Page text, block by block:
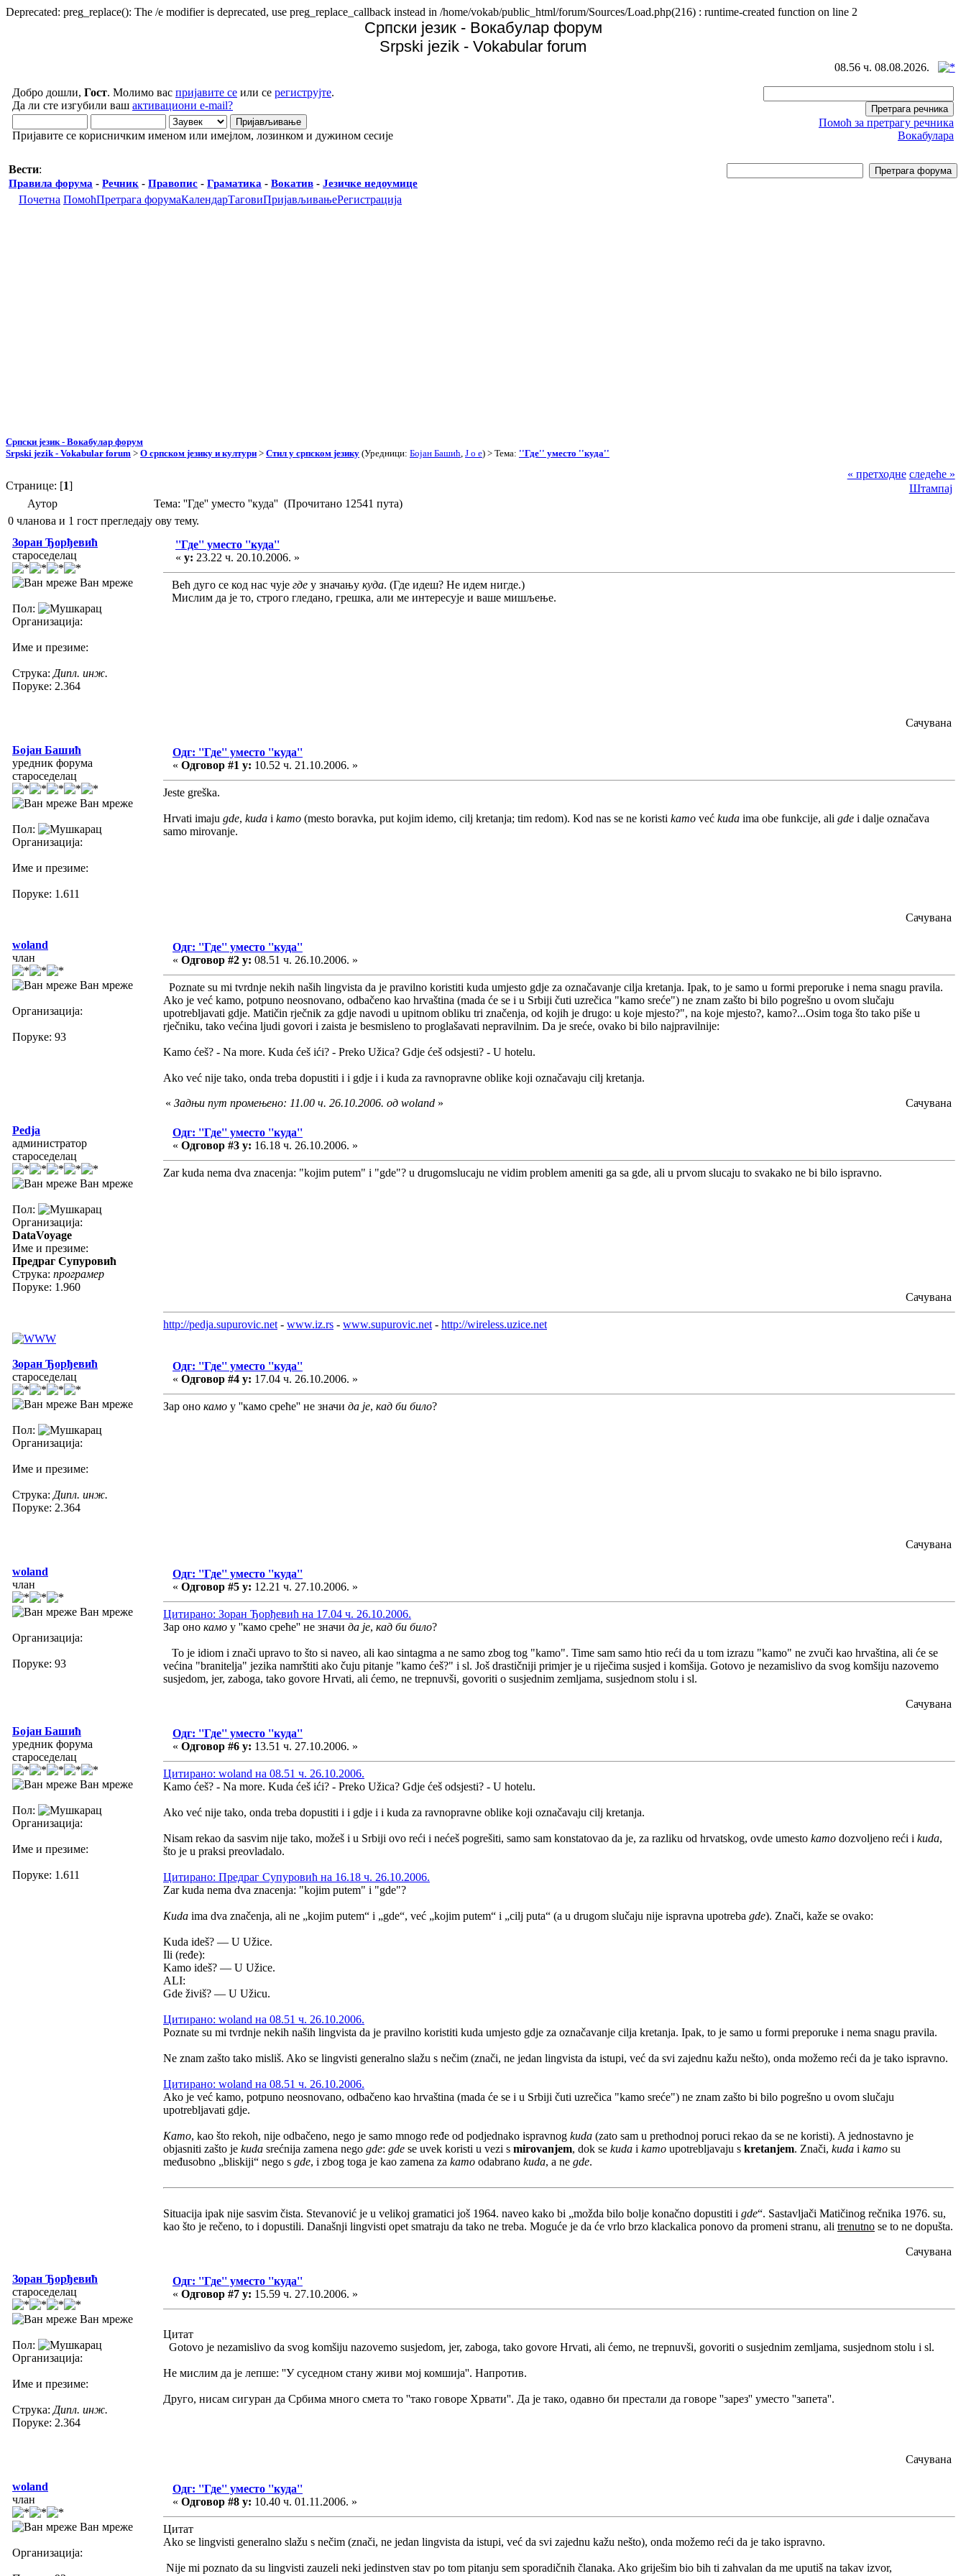
Deprecated: preg_replace(): The /e modifier is deprecated, use preg_replace_callback instead in /home/vokab/public_html/forum/Sources/Load.php(216) : runtime-created function on line 2
Српски језик - Вокабулар форум
Srpski jezik - Vokabular forum
08.56 ч. 08.08.2026.
Добро дошли, Гост. Молимо вас пријавите се или се региструјте.
Да ли сте изгубили ваш активациони e-mail?
Пријавите се корисничким именом или имејлом, лозинком и дужином сесије
Помоћ за претрагу речника
Вокабулара
Вести:
Правила форума - Речник - Правопис - Граматика - Вокатив - Језичке недоумице
Почетна ПомоћПретрага форумаКалендарТаговиПријављивањеРегистрација
Српски језик - Вокабулар форум
Srpski jezik - Vokabular forum > О српском језику и култури > Стил у српском језику (Уредници: Бојан Башић J o e) > Тема: ''Где'' уместо ''куда''
Странице: [1]
« претходне следеће »
Штампај
Аутор
Тема: ''Где'' уместо ''куда'' (Прочитано 12541 пута)
0 чланова и 1 гост прегледају ову тему.
Зоран Ђорђевић
староседелац
Ван мреже
Пол:
Организација:
Име и презиме:
Струка: Дипл. инж.
Поруке: 2.364
''Где'' уместо ''куда''
« у: 23.22 ч. 20.10.2006. »
Већ дуго се код нас чује где у значању куда. (Где идеш? Не идем нигде.)
Мислим да је то, строго гледано, грешка, али ме интересује и ваше мишљење.
Сачувана
Бојан Башић
уредник форума
староседелац
Ван мреже
Пол:
Организација:
Име и презиме:
Поруке: 1.611
Одг: ''Где'' уместо ''куда''
« Одговор #1 у: 10.52 ч. 21.10.2006. »
Jeste greška.
Hrvati imaju gde, kuda i kamo (mesto boravka, put kojim idemo, cilj kretanja; tim redom). Kod nas se ne koristi kamo već kuda ima obe funkcije, ali gde i dalje označava
samo mirovanje.
Сачувана
woland
члан
Ван мреже
Организација:
Поруке: 93
Одг: ''Где'' уместо ''куда''
« Одговор #2 у: 08.51 ч. 26.10.2006. »
Poznate su mi tvrdnje nekih naših lingvista da je pravilno koristiti kuda umjesto gdje za označavanje cilja kretanja. Ipak, to je samo u formi preporuke i nema snagu pravila.
Ako je već kamo, potpuno neosnovano, odbačeno kao hrvaština (mada će se i u Srbiji čuti uzrečica "kamo sreće") ne znam zašto bi bilo pogrešno u ovom slučaju
upotrebljavati gdje. Matičin rječnik za gdje navodi u upitnom obliku tri značenja, od kojih je drugo: u koje mjesto?", na koje mjesto?, kamo?...Osim toga što tako piše u
rječniku, tako većina ljudi govori i zaista je besmisleno to proglašavati nepravilnim. Da je sreće, ovako bi bilo najpravilnije:
Kamo ćeš? - Na more. Kuda ćeš ići? - Preko Užica? Gdje ćeš odsjesti? - U hotelu.
Ako već nije tako, onda treba dopustiti i i gdje i i kuda za ravnopravne oblike koji označavaju cilj kretanja.
« Задњи пут промењено: 11.00 ч. 26.10.2006. од woland » Сачувана
Pedja
администратор
староседелац
Ван мреже
Пол:
Организација:
DataVoyage
Име и презиме:
Предраг Супуровић
Струка: програмер
Поруке: 1.960
Одг: ''Где'' уместо ''куда''
« Одговор #3 у: 16.18 ч. 26.10.2006. »
Zar kuda nema dva znacenja: "kojim putem" i "gde"? u drugomslucaju ne vidim problem ameniti ga sa gde, ali u prvom slucaju to svakako ne bi bilo ispravno.
Сачувана
http://pedja.supurovic.net - www.iz.rs - www.supurovic.net - http://wireless.uzice.net
Зоран Ђорђевић
староседелац
Ван мреже
Пол:
Организација:
Име и презиме:
Струка: Дипл. инж.
Поруке: 2.364
Одг: ''Где'' уместо ''куда''
« Одговор #4 у: 17.04 ч. 26.10.2006. »
Зар оно камо у ''камо среће'' не значи да је, кад би било?
Сачувана
woland
члан
Ван мреже
Организација:
Поруке: 93
Одг: ''Где'' уместо ''куда''
« Одговор #5 у: 12.21 ч. 27.10.2006. »
Цитирано: Зоран Ђорђевић на 17.04 ч. 26.10.2006.
Зар оно камо у ''камо среће'' не значи да је, кад би било?
To je idiom i znači upravo to što si naveo, ali kao sintagma a ne samo zbog tog "kamo". Time sam samo htio reći da u tom izrazu "kamo" ne zvuči kao hrvaština, ali će se
većina "branitelja" jezika namrštiti ako čuju pitanje "kamo ćeš?" i sl. Još drastičniji primjer je u riječima susjed i komšija. Gotovo je nezamislivo da svog komšiju nazovemo
susjedom, jer, zaboga, tako govore Hrvati, ali ćemo, ne trepnuvši, govoriti o susjednim zemljama, susjednom stolu i sl.
Сачувана
Бојан Башић
уредник форума
староседелац
Ван мреже
Пол:
Организација:
Име и презиме:
Поруке: 1.611
Одг: ''Где'' уместо ''куда''
« Одговор #6 у: 13.51 ч. 27.10.2006. »
Цитирано: woland на 08.51 ч. 26.10.2006.
Kamo ćeš? - Na more. Kuda ćeš ići? - Preko Užica? Gdje ćeš odsjesti? - U hotelu.
Ako već nije tako, onda treba dopustiti i i gdje i i kuda za ravnopravne oblike koji označavaju cilj kretanja.
Nisam rekao da sasvim nije tako, možeš i u Srbiji ovo reći i nećeš pogrešiti, samo sam konstatovao da je, za razliku od hrvatskog, ovde umesto kamo dozvoljeno reći i kuda,
što je u praksi preovladalo.
Цитирано: Предраг Супуровић на 16.18 ч. 26.10.2006.
Zar kuda nema dva znacenja: "kojim putem" i "gde"?
Kuda ima dva značenja, ali ne „kojim putem“ i „gde“, već „kojim putem“ i „cilj puta“ (a u drugom slučaju nije ispravna upotreba gde). Znači, kaže se ovako:
Kuda ideš? — U Užice.
Ili (ređe):
Kamo ideš? — U Užice.
ALI:
Gde živiš? — U Užicu.
Цитирано: woland на 08.51 ч. 26.10.2006.
Poznate su mi tvrdnje nekih naših lingvista da je pravilno koristiti kuda umjesto gdje za označavanje cilja kretanja. Ipak, to je samo u formi preporuke i nema snagu pravila.
Ne znam zašto tako misliš. Ako se lingvisti generalno slažu s nečim (znači, ne jedan lingvista da istupi, već da svi zajednu kažu nešto), onda možemo reći da je tako ispravno.
Цитирано: woland на 08.51 ч. 26.10.2006.
Ako je već kamo, potpuno neosnovano, odbačeno kao hrvaština (mada će se i u Srbiji čuti uzrečica "kamo sreće") ne znam zašto bi bilo pogrešno u ovom slučaju
upotrebljavati gdje.
Kamo, kao što rekoh, nije odbačeno, nego je samo mnogo ređe od podjednako ispravnog kuda (zato sam u prethodnoj poruci rekao da se ne koristi). A jednostavno je
objasniti zašto je kuda srećnija zamena nego gde: gde se uvek koristi u vezi s mirovanjem, dok se kuda i kamo upotrebljavaju s kretanjem. Znači, kuda i kamo su
međusobno „bliskiji“ nego s gde, i zbog toga je kao zamena za kamo odabrano kuda, a ne gde.
Situacija ipak nije sasvim čista. Stevanović je u velikoj gramatici još 1964. naveo kako bi „možda bilo bolje konačno dopustiti i gde“. Sastavljači Matičinog rečnika 1976. su,
kao što je rečeno, to i dopustili. Današnji lingvisti opet smatraju da tako ne treba. Moguće je da će vrlo brzo klackalica ponovo da promeni stranu, ali trenutno se to ne dopušta.
Сачувана
Зоран Ђорђевић
староседелац
Ван мреже
Пол:
Организација:
Име и презиме:
Струка: Дипл. инж.
Поруке: 2.364
Одг: ''Где'' уместо ''куда''
« Одговор #7 у: 15.59 ч. 27.10.2006. »
Цитат
Gotovo je nezamislivo da svog komšiju nazovemo susjedom, jer, zaboga, tako govore Hrvati, ali ćemo, ne trepnuvši, govoriti o susjednim zemljama, susjednom stolu i sl.
Не мислим да је лепше: ''У суседном стану живи мој комшија''. Напротив.
Друго, нисам сигуран да Србима много смета то ''тако говоре Хрвати''. Да је тако, одавно би престали да говоре ''зарез'' уместо ''запета''.
Сачувана
woland
члан
Ван мреже
Организација:
Одг: ''Где'' уместо ''куда''
« Одговор #8 у: 10.40 ч. 01.11.2006. »
Цитат
Ako se lingvisti generalno slažu s nečim (znači, ne jedan lingvista da istupi, već da svi zajednu kažu nešto), onda možemo reći da je tako ispravno.
Nije mi poznato da su lingvisti zauzeli neki jedinstven stav po tom pitanju sem sporadičnih članaka. Ako griješim bio bih ti zahvalan da me uputiš na takav izvor,